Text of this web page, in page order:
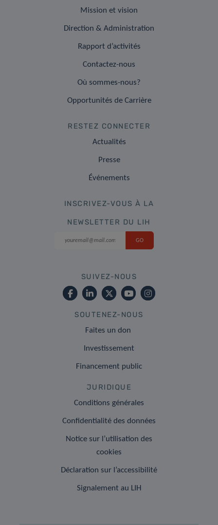
Mission et vision
Direction & Administration
Rapport d’activités
Contactez-nous
Où sommes-nous?
Opportunités de Carrière
RESTEZ CONNECTER
Actualités
Presse
Événements
INSCRIVEZ-VOUS À LA
NEWSLETTER DU LIH
SUIVEZ-NOUS
SOUTENEZ-NOUS
Faites un don
Investissement
Financement public
JURIDIQUE
Conditions générales
Confidentialité des données
Notice sur l’utilisation des
cookies
Déclaration sur l’accessibilité
Signalement au LIH